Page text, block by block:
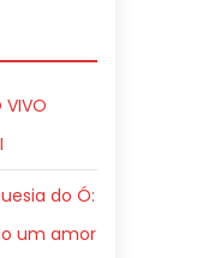
VIVO
do Ó:
um amor